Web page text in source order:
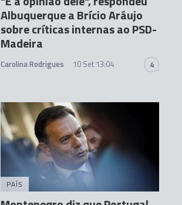
Albuquerque a Brício Aráujo
sobre críticas internas ao PSD-
Madeira
Carolina Rodrigues 10 Set 13:04 4
PAÍS